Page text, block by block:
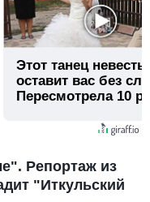
Этот танец невесты
оставит вас без
Пересмотрела 10
Репортаж из
"Иткульский